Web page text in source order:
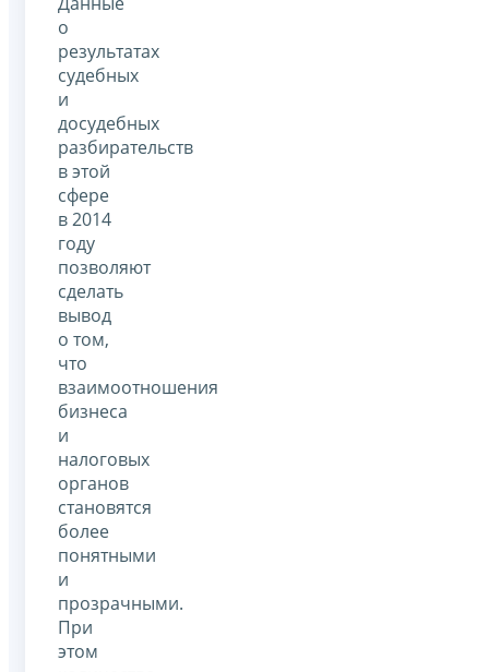
о
результатах
судебных
и
досудебных
разбирательств
в этой
сфере
в 2014
году
позволяют
сделать
вывод
о том,
что
взаимоотношения
бизнеса
и
налоговых
органов
становятся
более
понятными
и
прозрачными.
При
этом